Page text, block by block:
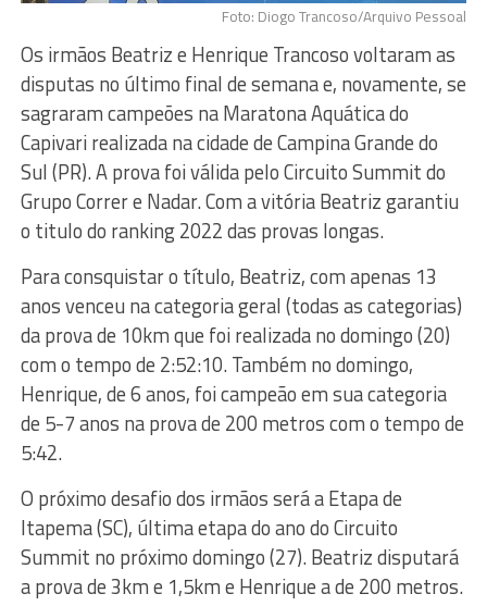
Foto: Diogo Trancoso/Arquivo Pessoal
Os irmãos Beatriz e Henrique Trancoso voltaram as
disputas no último final de semana e, novamente, se
sagraram campeões na Maratona Aquática do
Capivari realizada na cidade de Campina Grande do
Sul (PR). A prova foi válida pelo Circuito Summit do
Grupo Correr e Nadar. Com a vitória Beatriz garantiu
o titulo do ranking 2022 das provas longas.
Para consquistar o título, Beatriz, com apenas 13
anos venceu na categoria geral (todas as categorias)
da prova de 10km que foi realizada no domingo (20)
com o tempo de 2:52:10. Também no domingo,
Henrique, de 6 anos, foi campeão em sua categoria
de 5-7 anos na prova de 200 metros com o tempo de
5:42.
O próximo desafio dos irmãos será a Etapa de
Itapema (SC), última etapa do ano do Circuito
Summit no próximo domingo (27). Beatriz disputará
a prova de 3km e 1,5km e Henrique a de 200 metros.